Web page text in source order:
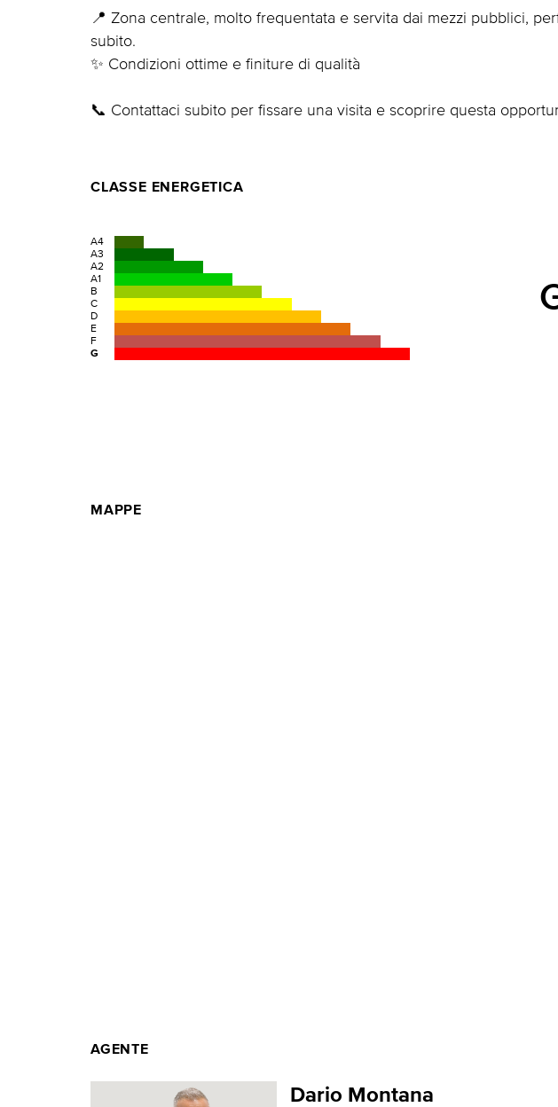
📍 Zona centrale, molto frequentata e servita dai mezzi pubblici,
subito.
✨ Condizioni ottime e finiture di qualità
📞 Contattaci subito per fissare una visita e scoprire questa
CLASSE ENERGETICA
A4
A3
A2
A1
B
C
D
E
F
G
MAPPE
AGENTE
Dario Montana